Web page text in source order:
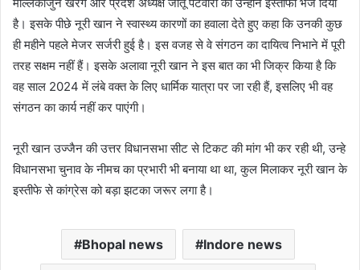
मल्लिकार्जुन खरगे और प्रदेश अध्यक्ष जीतू पटवारी को उन्होंने इस्तीफा भेज दिया
है। इसके पीछे नूरी खान ने स्वास्थ्य कारणों का हवाला देते हुए कहा कि उनकी कुछ
ही महीने पहले मेजर सर्जरी हुई है। इस वजह से वे संगठन का दायित्व निभाने में पूरी
तरह सक्षम नहीं हैं। इसके अलावा नूरी खान ने इस बात का भी जिक्र किया है कि
वह साल 2024 में लंबे वक्त के लिए धार्मिक यात्रा पर जा रही हैं, इसलिए भी वह
संगठन का कार्य नहीं कर पाएंगी।
नूरी खान उज्जैन की उत्तर विधानसभा सीट से टिकट की मांग भी कर रही थी, उन्हे
विधानसभा चुनाव के नीमच का प्रभारी भी बनाया था था, कुल मिलाकर नूरी खान के
इस्तीफे से कांग्रेस को बड़ा झटका जरूर लगा है।
Bhopal news Indore news